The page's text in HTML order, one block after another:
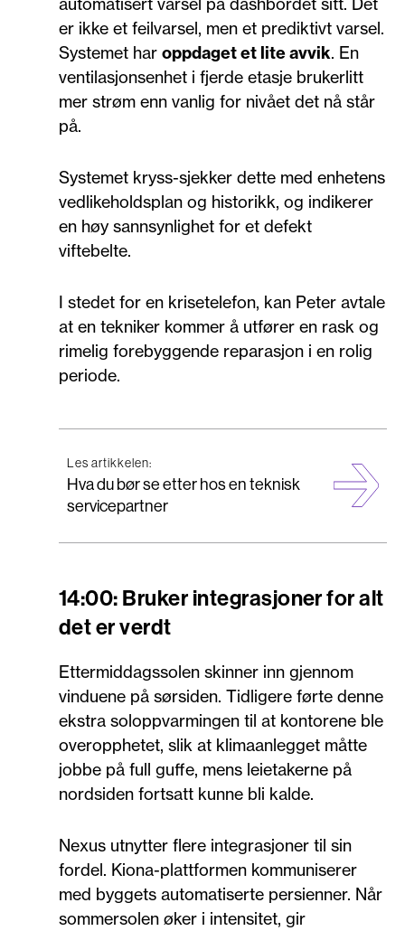
er ikke et feilvarsel, men et prediktivt varsel.
Systemet har oppdaget et lite avvik. En
ventilasjonsenhet i fjerde etasje brukerlitt
mer strøm enn vanlig for nivået det nå står
på.
Systemet kryss-sjekker dette med enhetens
vedlikeholdsplan og historikk, og indikerer
en høy sannsynlighet for et defekt
viftebelte.
I stedet for en krisetelefon, kan Peter avtale
at en tekniker kommer å utfører en rask og
rimelig forebyggende reparasjon i en rolig
periode.
Les artikkelen:
Hva du bør se etter hos en teknisk
servicepartner
14:00: Bruker integrasjoner for alt
det er verdt
Ettermiddagssolen skinner inn gjennom
vinduene på sørsiden. Tidligere førte denne
ekstra soloppvarmingen til at kontorene ble
overopphetet, slik at klimaanlegget måtte
jobbe på full guffe, mens leietakerne på
nordsiden fortsatt kunne bli kalde.
Nexus utnytter flere integrasjoner til sin
fordel. Kiona-plattformen kommuniserer
med byggets automatiserte persienner. Når
sommersolen øker i intensitet, gir